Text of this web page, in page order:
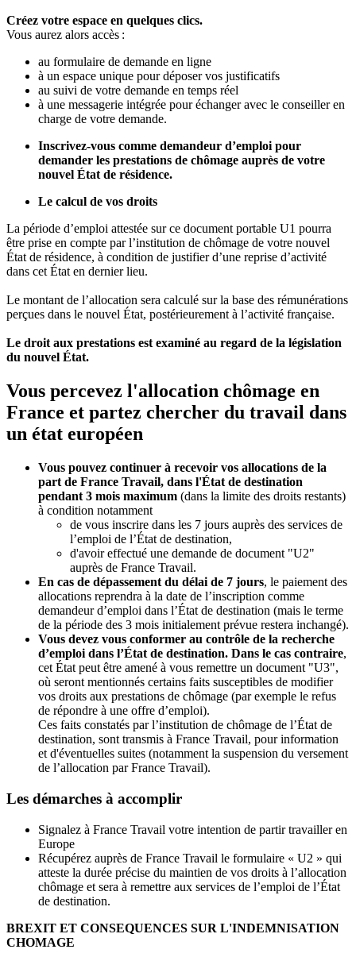
Créez votre espace en quelques clics.
Vous aurez alors accès :
au formulaire de demande en ligne
à un espace unique pour déposer vos justificatifs
au suivi de votre demande en temps réel
à une messagerie intégrée pour échanger avec le conseiller en
charge de votre demande.
Inscrivez-vous comme demandeur d’emploi pour
demander les prestations de chômage auprès de votre
nouvel État de résidence.
Le calcul de vos droits
La période d’emploi attestée sur ce document portable U1 pourra
être prise en compte par l’institution de chômage de votre nouvel
État de résidence, à condition de justifier d’une reprise d’activité
dans cet État en dernier lieu.
Le montant de l’allocation sera calculé sur la base des rémunérations
perçues dans le nouvel État, postérieurement à l’activité française.
Le droit aux prestations est examiné au regard de la législation
du nouvel État.
Vous percevez l'allocation chômage en
France et partez chercher du travail dans
un état européen
Vous pouvez continuer à recevoir vos allocations de la
part de France Travail, dans l'État de destination
pendant 3 mois maximum (dans la limite des droits restants)
à condition notamment
de vous inscrire dans les 7 jours auprès des services de
l’emploi de l’État de destination,
d'avoir effectué une demande de document "U2"
auprès de France Travail.
En cas de dépassement du délai de 7 jours, le paiement des
allocations reprendra à la date de l’inscription comme
demandeur d’emploi dans l’État de destination (mais le terme
de la période des 3 mois initialement prévue restera inchangé).
Vous devez vous conformer au contrôle de la recherche
d’emploi dans l’État de destination. Dans le cas contraire,
cet État peut être amené à vous remettre un document "U3",
où seront mentionnés certains faits susceptibles de modifier
vos droits aux prestations de chômage (par exemple le refus
de répondre à une offre d’emploi).
Ces faits constatés par l’institution de chômage de l’État de
destination, sont transmis à France Travail, pour information
et d'éventuelles suites (notamment la suspension du versement
de l’allocation par France Travail).
Les démarches à accomplir
Signalez à France Travail votre intention de partir travailler en
Europe
Récupérez auprès de France Travail le formulaire « U2 » qui
atteste la durée précise du maintien de vos droits à l’allocation
chômage et sera à remettre aux services de l’emploi de l’État
de destination.
BREXIT ET CONSEQUENCES SUR L'INDEMNISATION
CHOMAGE